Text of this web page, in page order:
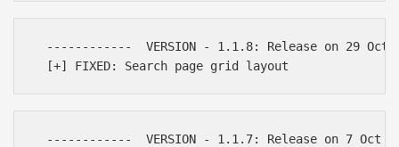
------------  VERSION - 1.1.8: Release on 29 Oct
------------  VERSION - 1.1.7: Release on 7 Oct